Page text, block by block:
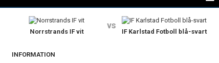
OM KLUBBEN
Norrstrands IF vit
vs
IF Karlstad Fotboll blå-svart
INFORMATION